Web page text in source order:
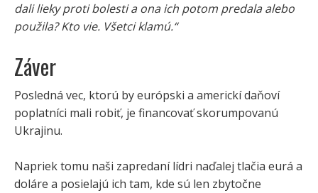
dali lieky proti bolesti a ona ich potom predala alebo
použila? Kto vie. Všetci klamú.“
Záver
Posledná vec, ktorú by európski a americkí daňoví
poplatníci mali robiť, je financovať skorumpovanú
Ukrajinu.
Napriek tomu naši zapredaní lídri naďalej tlačia eurá a
doláre a posielajú ich tam, kde sú len zbytočne